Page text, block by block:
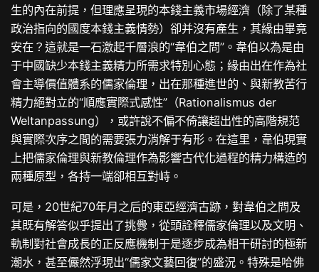
生的內在前提，但理應呈現的本錢主義市場經濟（除了某種
政治指向的國度本錢主義情勢）卻并沒有產生，其緣由畢竟
安在？這就是一石激起千層浪的“韋伯之問”。韋伯以為是由
于中國缺少本錢主義精力所需求特別心態；緣由出在作為社
會主導價值體系的儒家倫理，出在那種進世的、與新教苦行
精力絕對立的“順應實際式感性”（Rationalismus der
Weltanpassung），或許說不偏不倚讓超出性的高階規范
與實際次序之間的需要張力消解于有形。在這里，韋伯現實
上把儒家倫理與新教倫理作為影響古代化過程的精力構造的
兩種原型，各持一端卻相互對峙。
可是，20世紀70年月之后的東亞經濟古跡，對韋伯之問及
其既有解答似乎提出了挑釁，從頭詮釋儒家倫理以及文明、
軌制對社會成長的正反應機制于是逐步成為相干研討的極新
潮水，甚至儼然浮現出“儒家文藝回復”的盛況。特殊是哈佛